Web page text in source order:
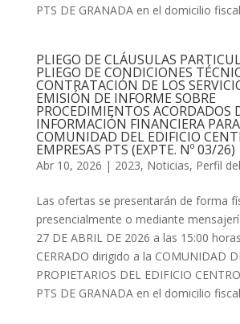
PTS DE GRANADA en el domicilio
PLIEGO DE CLÁUSULAS
PLIEGO DE CONDICIONES
CONTRATACIÓN DE LOS
EMISIÓN DE INFORME SOBRE
PROCEDIMIENTOS ACORDADOS
INFORMACIÓN FINANCIERA
COMUNIDAD DEL EDIFICIO
EMPRESAS PTS (EXPTE. Nº 03/26)
Abr 10, 2026 | 2023, Noticias, Perfil
Las ofertas se presentarán de forma
presencialmente o mediante
27 DE ABRIL DE 2026 a las 15:00
CERRADO dirigido a la COMUNIDAD
PROPIETARIOS DEL EDIFICIO
PTS DE GRANADA en el domicilio